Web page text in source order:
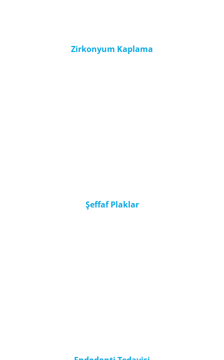
Zirkonyum Kaplama
Şeffaf Plaklar